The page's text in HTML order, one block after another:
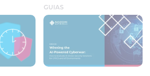
GUIAS